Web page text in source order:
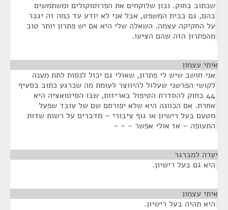
שכתוב בחוק. נכון שלוקחים את הפרוטוקולים ומשתמשים
בהם, גם בבית המשפט, אבל אני לא יודע עד כמה זה יגבר
על החקיקה עצמה. השאלה שלי היא אם יש פתרון יותר טוב
מהפתרון הזה שהם הציעו.
איתי עצמון
אני חושב שיש לי פתרון, שאולי גם יכול לנסות לתת מענה
לקושי הפרשני שעלול להיווצר לעומת מה שכרגע כתוב בסעיף
44 בחוק להסדרת הטיפול באריזות, שבו הסיטואציה היא
אחרת. אם הכוונה היא שלא יפורסם שם של עובד שפעל
מטעם בעל רישיון או גוף ציבורי – מדברים על רשות שדות
התעופה – אז אולי אפשר - - -
יערה למברגר
היא גם בעל רישיון.
איתי עצמון
היא תהיה בעל רישיון.